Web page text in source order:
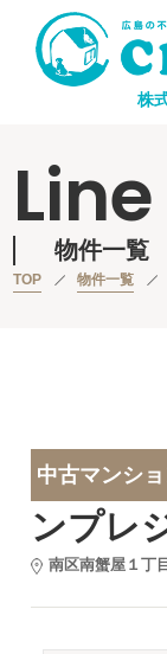
株
物件一覧
TOP 物件一覧
中古マンシ
ンプレ
南区南蟹屋１丁